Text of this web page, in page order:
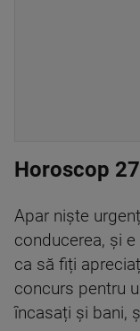
Horoscop
Apar niște
conducerea, și
ca să fiți
concurs pentru
încasați și bani,